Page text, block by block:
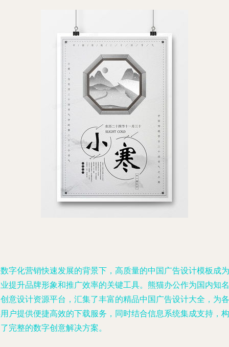
字化营销快速发展的背景下，高质量的中国广告设计模板成为
提升品牌形象和推广效率的关键工具。熊猫办公作为国内知名
意设计资源平台，汇集了丰富的精品中国广告设计大全，为各
户提供便捷高效的下载服务，同时结合信息系统集成支持，构
完整的数字创意解决方案。